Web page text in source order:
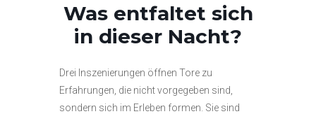
Was entfaltet sich
in dieser Nacht?
Drei Inszenierungen öffnen Tore zu
Erfahrungen, die nicht vorgegeben sind,
sondern sich im Erleben formen. Sie sind